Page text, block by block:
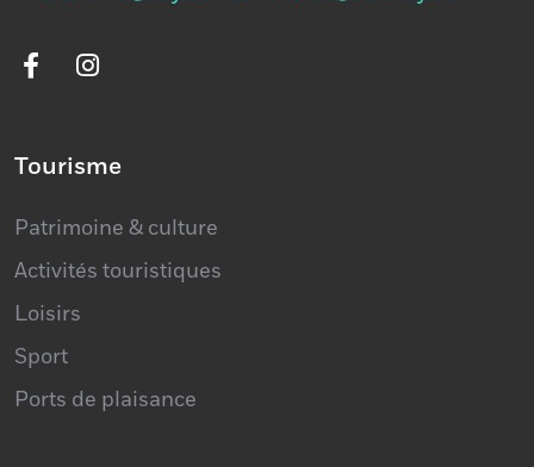
Patrimoine & culture
Activités touristiques
Loisirs
Sport